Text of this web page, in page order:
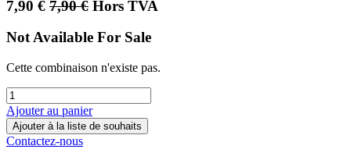
7,90 € 7,90€ Hors TVA
Not Available For Sale
Cette combinaison n'existe pas.
Ajouter au panier
Ajouter à la liste de souhaits
Contactez-nous